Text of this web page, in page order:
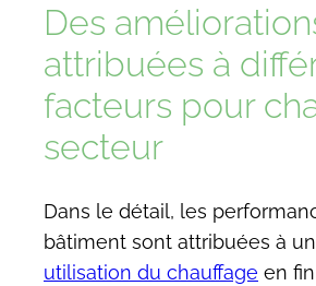
Des
attribuées à
facteurs pour
secteur
Dans le détail, les
bâtiment sont attribuées à
utilisation du chauffage en